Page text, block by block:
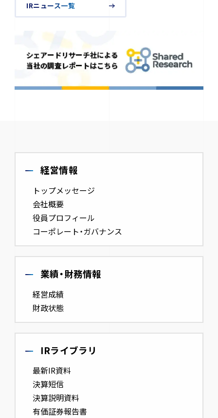
IRニュース一覧
経営情報
トップメッセージ
会社概要
役員プロフィール
コーポレート・ガバナンス
業績・財務情報
経営成績
財政状態
IRライブラリ
最新IR資料
決算短信
決算説明資料
有価証券報告書